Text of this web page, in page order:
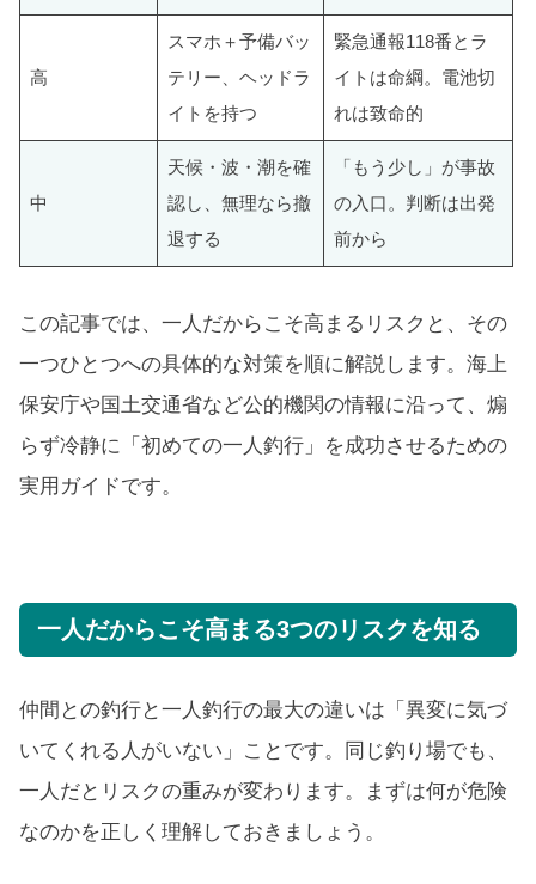
高
スマホ＋予備バッ
テリー、ヘッドラ
イトを持つ
緊急通報118番とラ
イトは命綱。電池切
れは致命的
中
天候・波・潮を確
認し、無理なら撤
退する
「もう少し」が事故
の入口。判断は出発
前から
この記事では、一人だからこそ高まるリスクと、その
一つひとつへの具体的な対策を順に解説します。海上
保安庁や国土交通省など公的機関の情報に沿って、煽
らず冷静に「初めての一人釣行」を成功させるための
実用ガイドです。
一人だからこそ高まる3つのリスクを知る
仲間との釣行と一人釣行の最大の違いは「異変に気づ
いてくれる人がいない」ことです。同じ釣り場でも、
一人だとリスクの重みが変わります。まずは何が危険
なのかを正しく理解しておきましょう。